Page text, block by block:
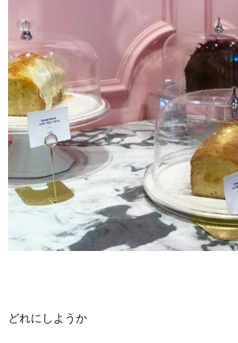
どれにしようか